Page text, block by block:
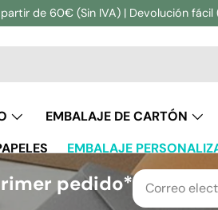
de 60€ (Sin IVA) | Devolución fácil
EMBALAJE DE CARTÓN
EMBALAJE
pedido*